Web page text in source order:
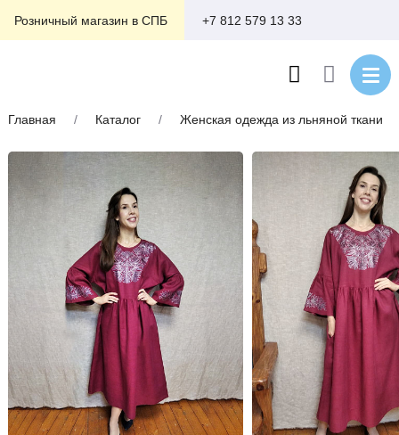
Розничный магазин в СПБ +7 812 579 13 33
Главная / Каталог / Женская одежда из льняной ткани